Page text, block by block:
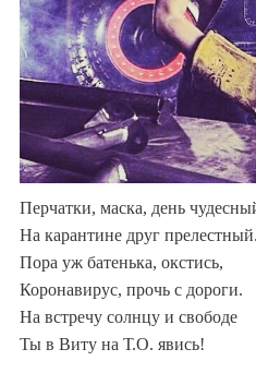
Перчатки, маска, день
На карантине друг прелестный.
Пора уж батенька, окстись,
Коронавирус, прочь с дороги.
На встречу солнцу и свободе
Ты в Виту на Т.О. явись!